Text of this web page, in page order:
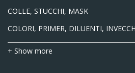
COLLE, STUCCHI, MASK
COLORI, PRIMER, DILUENTI,
+ Show more